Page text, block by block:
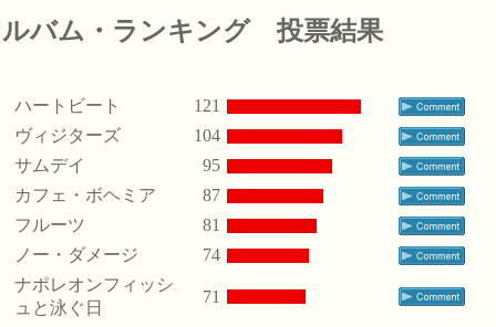
バム・ランキング 投票結果
ハートビート
121
ヴィジターズ
104
サムデイ
95
カフェ・ボヘミア
87
フルーツ
81
ノー・ダメージ
74
ナポレオンフィッシ
ュと泳ぐ日
71